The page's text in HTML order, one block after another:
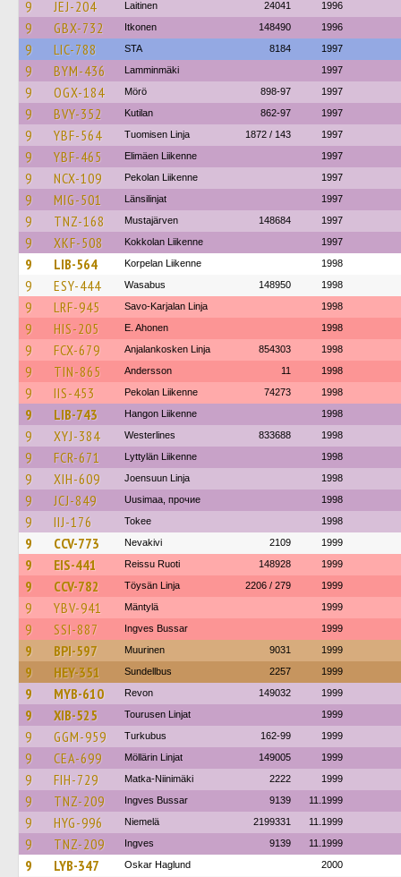
9 JEJ-204 Laitinen 24041 1996
9 GBX-732 Itkonen 148490 1996
9 LIC-788 STA 8184 1997
9 BYM-436 Lamminmäki 1997
9 OGX-184 Mörö 898-97 1997
9 BVY-352 Kutilan 862-97 1997
9 YBF-564 Tuomisen Linja 1872 / 143 1997
9 YBF-465 Elimäen Liikenne 1997
9 NCX-109 Pekolan Liikenne 1997
9 MIG-501 Länsilinjat 1997
9 TNZ-168 Mustajärven 148684 1997
9 XKF-508 Kokkolan Liikenne 1997
9 LIB-564 Korpelan Liikenne 1998
9 ESY-444 Wasabus 148950 1998
9 LRF-945 Savo-Karjalan Linja 1998
9 HIS-205 E. Ahonen 1998
9 FCX-679 Anjalankosken Linja 854303 1998
9 TIN-865 Andersson 11 1998
9 IIS-453 Pekolan Liikenne 74273 1998
9 LIB-743 Hangon Liikenne 1998
9 XYJ-384 Westerlines 833688 1998
9 FCR-671 Lyttylän Liikenne 1998
9 XIH-609 Joensuun Linja 1998
9 JCJ-849 Uusimaa, прочие 1998
9 IIJ-176 Tokee 1998
9 CCV-773 Nevakivi 2109 1999
9 EIS-441 Reissu Ruoti 148928 1999
9 CCV-782 Töysän Linja 2206 / 279 1999
9 YBV-941 Mäntylä 1999
9 SSI-887 Ingves Bussar 1999
9 BPI-597 Muurinen 9031 1999
9 HEY-351 Sundellbus 2257 1999
9 MYB-610 Revon 149032 1999
9 XIB-525 Tourusen Linjat 1999
9 GGM-959 Turkubus 162-99 1999
9 CEA-699 Möllärin Linjat 149005 1999
9 FIH-729 Matka-Niinimäki 2222 1999
9 TNZ-209 Ingves Bussar 9139 11.1999
9 HYG-996 Niemelä 2199331 11.1999
9 TNZ-209 Ingves 9139 11.1999
9 LYB-347 Oskar Haglund 2000